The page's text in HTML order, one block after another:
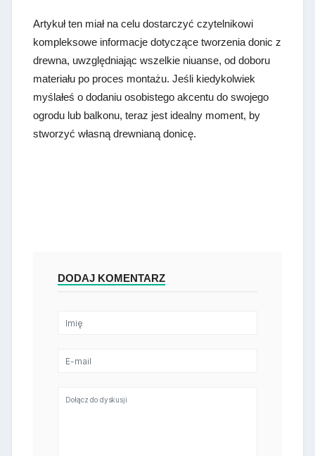
Artykuł ten miał na celu dostarczyć czytelnikowi
kompleksowe informacje dotyczące tworzenia donic z
drewna, uwzględniając wszelkie niuanse, od doboru
materiału po proces montażu. Jeśli kiedykolwiek
myślałeś o dodaniu osobistego akcentu do swojego
ogrodu lub balkonu, teraz jest idealny moment, by
stworzyć własną drewnianą donicę.
DODAJ KOMENTARZ